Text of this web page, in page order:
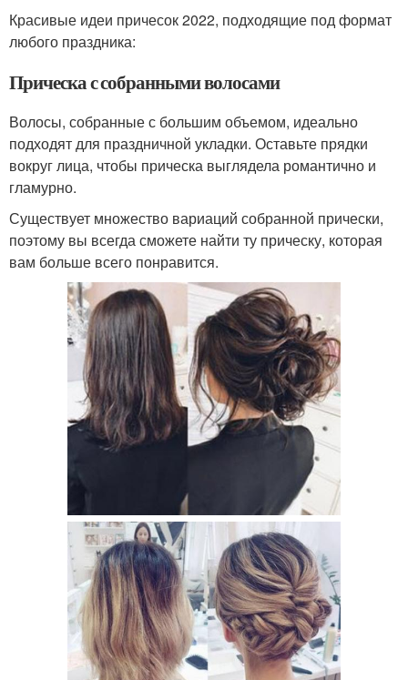
Красивые идеи причесок 2022, подходящие под формат
любого праздника:
Прическа с собранными волосами
Волосы, собранные с большим объемом, идеально
подходят для праздничной укладки. Оставьте прядки
вокруг лица, чтобы прическа выглядела романтично и
гламурно.
Существует множество вариаций собранной прически,
поэтому вы всегда сможете найти ту прическу, которая
вам больше всего понравится.